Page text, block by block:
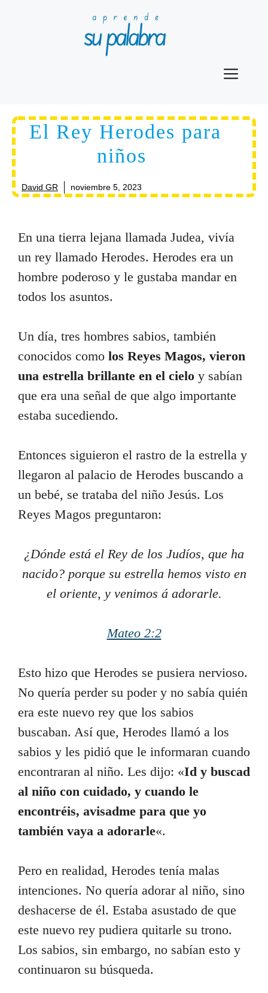
El Rey Herodes para
niños
David GR noviembre 5, 2023
En una tierra lejana llamada Judea, vivía
un rey llamado Herodes. Herodes era un
hombre poderoso y le gustaba mandar en
todos los asuntos.
Un día, tres hombres sabios, también
conocidos como los Reyes Magos, vieron
una estrella brillante en el cielo y sabían
que era una señal de que algo importante
estaba sucediendo.
Entonces siguieron el rastro de la estrella y
llegaron al palacio de Herodes buscando a
un bebé, se trataba del niño Jesús. Los
Reyes Magos preguntaron:
¿Dónde está el Rey de los Judíos, que ha
nacido? porque su estrella hemos visto en
el oriente, y venimos á adorarle.
Mateo 2:2
Esto hizo que Herodes se pusiera nervioso.
No quería perder su poder y no sabía quién
era este nuevo rey que los sabios
buscaban. Así que, Herodes llamó a los
sabios y les pidió que le informaran cuando
encontraran al niño. Les dijo: «Id y buscad
al niño con cuidado, y cuando le
encontréis, avisadme para que yo
también vaya a adorarle«.
Pero en realidad, Herodes tenía malas
intenciones. No quería adorar al niño, sino
deshacerse de él. Estaba asustado de que
este nuevo rey pudiera quitarle su trono.
Los sabios, sin embargo, no sabían esto y
continuaron su búsqueda.